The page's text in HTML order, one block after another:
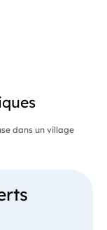
dans un village